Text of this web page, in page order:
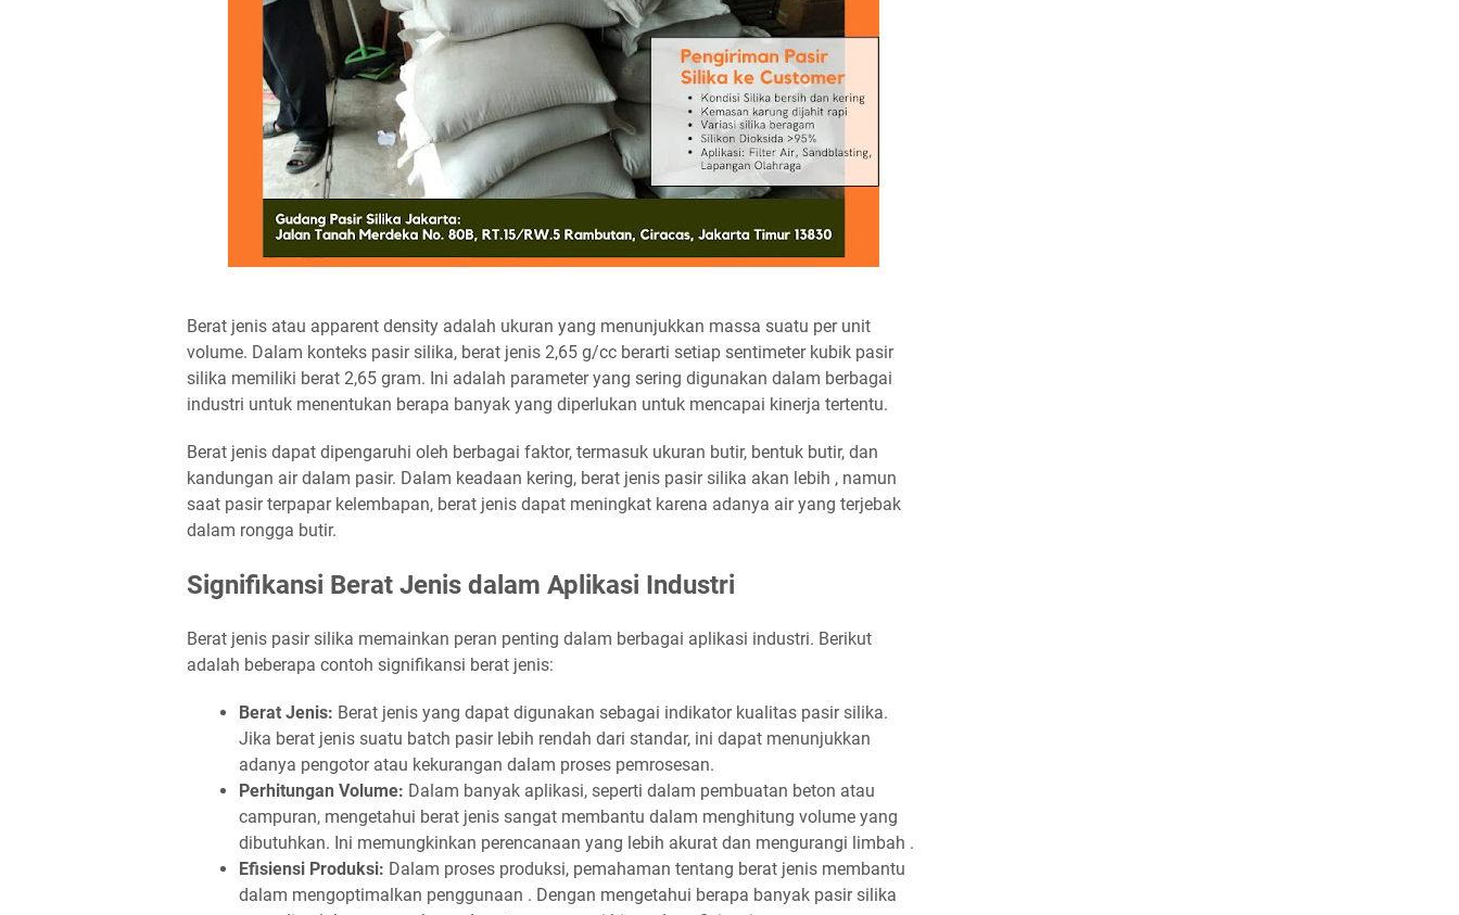
Berat jenis atau apparent density adalah ukuran yang menunjukkan massa suatu per unit
volume. Dalam konteks pasir silika, berat jenis 2,65 g/cc berarti setiap sentimeter kubik pasir
silika memiliki berat 2,65 gram. Ini adalah parameter yang sering digunakan dalam berbagai
industri untuk menentukan berapa banyak yang diperlukan untuk mencapai kinerja tertentu.
Berat jenis dapat dipengaruhi oleh berbagai faktor, termasuk ukuran butir, bentuk butir, dan
kandungan air dalam pasir. Dalam keadaan kering, berat jenis pasir silika akan lebih , namun
saat pasir terpapar kelembapan, berat jenis dapat meningkat karena adanya air yang terjebak
dalam rongga butir.
Signifikansi Berat Jenis dalam Aplikasi Industri
Berat jenis pasir silika memainkan peran penting dalam berbagai aplikasi industri. Berikut
adalah beberapa contoh signifikansi berat jenis:
Berat Jenis: Berat jenis yang dapat digunakan sebagai indikator kualitas pasir silika.
Jika berat jenis suatu batch pasir lebih rendah dari standar, ini dapat menunjukkan
adanya pengotor atau kekurangan dalam proses pemrosesan.
Perhitungan Volume: Dalam banyak aplikasi, seperti dalam pembuatan beton atau
campuran, mengetahui berat jenis sangat membantu dalam menghitung volume yang
dibutuhkan. Ini memungkinkan perencanaan yang lebih akurat dan mengurangi limbah .
Efisiensi Produksi: Dalam proses produksi, pemahaman tentang berat jenis membantu
dalam mengoptimalkan penggunaan . Dengan mengetahui berapa banyak pasir silika